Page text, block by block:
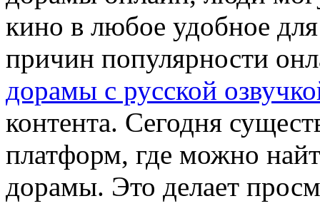
кино в любое удобное
причин популярности
дорамы с русской
контента. Сегодня
платформ, где можно
дорамы. Это делает